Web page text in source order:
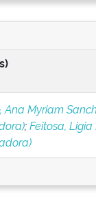
Ana Myriam
;Feitosa,